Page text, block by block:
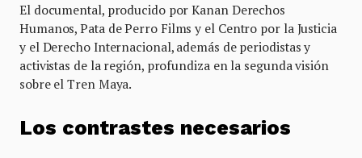
El documental, producido por Kanan Derechos
Humanos, Pata de Perro Films y el Centro por la Justicia
y el Derecho Internacional, además de periodistas y
activistas de la región, profundiza en la segunda visión
sobre el Tren Maya.
Los contrastes necesarios